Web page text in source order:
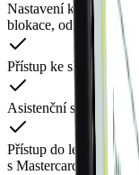
Nastavení karty –
blokace, odblokování
Přístup ke službě
Asistenční služba
Přístup do letištních
s Mastercard